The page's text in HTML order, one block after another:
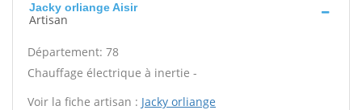
Jacky orliange Aisir
Artisan
Département: 78
Chauffage électrique à inertie -
Voir la fiche artisan : Jacky orliange